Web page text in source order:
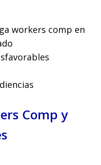
workers comp en
Comp y